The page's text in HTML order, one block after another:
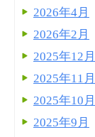
2026年4月
2026年2月
2025年12月
2025年11月
2025年10月
2025年9月